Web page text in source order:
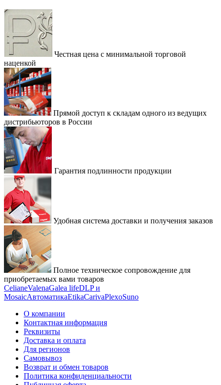
Честная цена с минимальной торговой
наценкой
Прямой доступ к складам одного из ведущих
дистрибьюторов в России
Гарантия подлинности продукции
Удобная система доставки и получения заказов
Полное техническое сопровождение для
приобретаемых вами товаров
CelianeValenaGalea lifeDLP и
MosaicАвтоматикаEtikaCarivaPlexoSuno
О компании
Контактная информация
Реквизиты
Доставка и оплата
Для регионов
Самовывоз
Возврат и обмен товаров
Политика конфиденциальности